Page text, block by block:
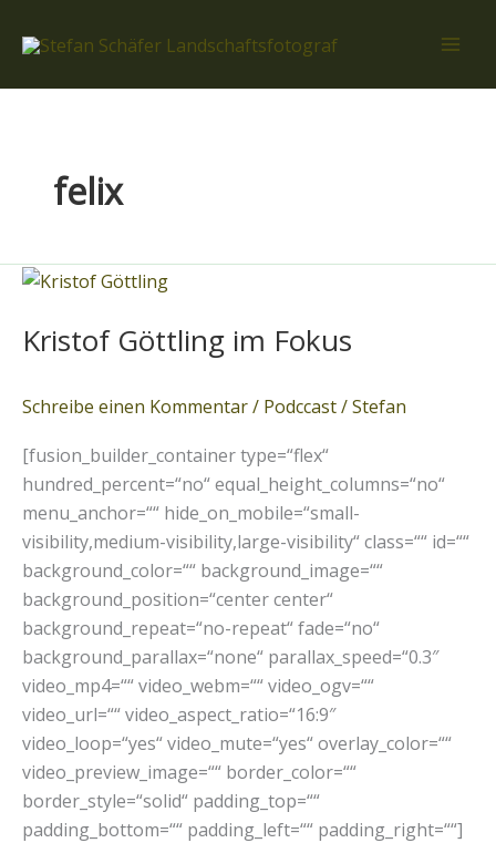
Inhalt
felix
Kristof Göttling im Fokus
Schreibe einen Kommentar/ Podccast/Stefan
[fusion_builder_container type=“flex“
hundred_percent=“no“ equal_height_columns=“no“
menu_anchor=““ hide_on_mobile=“small-
visibility,medium-visibility,large-visibility“ class=““ id=““
background_color=““ background_image=““
background_position=“center center“
background_repeat=“no-repeat“ fade=“no“
background_parallax=“none“ parallax_speed=“0.3″
video_mp4=““ video_webm=““ video_ogv=““
video_url=““ video_aspect_ratio=“16:9″
video_loop=“yes“ video_mute=“yes“ overlay_color=““
video_preview_image=““ border_color=““
border_style=“solid“ padding_top=““
padding_bottom=““ padding_left=““ padding_right=““]
Kristof
im